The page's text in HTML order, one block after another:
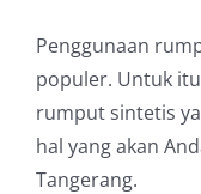
Penggunaan
populer. Untuk
rumput sintetis
hal yang akan
Tangerang.